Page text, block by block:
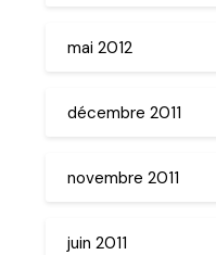
mai 2012
décembre 2011
novembre 2011
juin 2011